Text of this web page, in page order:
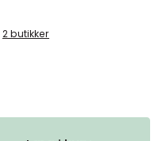
2 butikker